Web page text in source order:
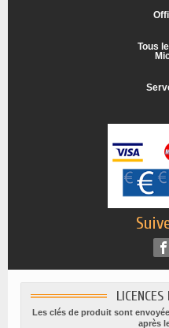
Tous
Les clés de produit sont
après